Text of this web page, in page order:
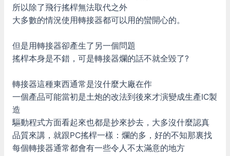
所以除了飛行搖桿無法取代之外
大多數的情況使用轉接器都可以用的蠻開心的。
但是用轉接器卻產生了另一個問題
搖桿本身是不錯，可是轉接器爛的話不就全毀了?
轉接器這種東西通常是沒什麼大廠在作
一個產品可能當初是土炮的改法到後來才演變成生產IC製
造
驅動程式方面看起來也都是抄來抄去，大多沒什麼認真
品質來講，就跟PC搖桿一樣：爛的多，好的不知那裏找
每個轉接器通常都會有一些令人不太滿意的地方